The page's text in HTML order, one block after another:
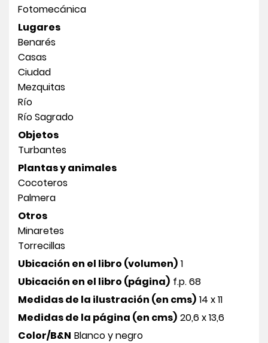
Fotomecánica
Lugares
Benarés
Casas
Ciudad
Mezquitas
Río
Río Sagrado
Objetos
Turbantes
Plantas y animales
Cocoteros
Palmera
Otros
Minaretes
Torrecillas
Ubicación en el libro (volumen) 1
Ubicación en el libro (página) f.p. 68
Medidas de la ilustración (en cms) 14 x 11
Medidas de la página (en cms) 20,6 x 13,6
Color/B&N Blanco y negro